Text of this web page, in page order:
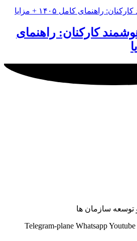
کارکنان: راهنمای
سازمان ها
Telegram-plane WhatsappYoutube